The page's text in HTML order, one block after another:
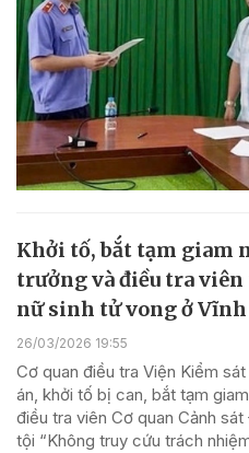
Khởi tố, bắt tạm giam
trưởng và điều tra
nữ sinh tử vong ở
26/03/2026 19:55
Cơ quan điều tra Viện Kiểm
án, khởi tố bị can, bắt tạm
điều tra viên Cơ quan Cảnh
tội “Không truy cứu trách